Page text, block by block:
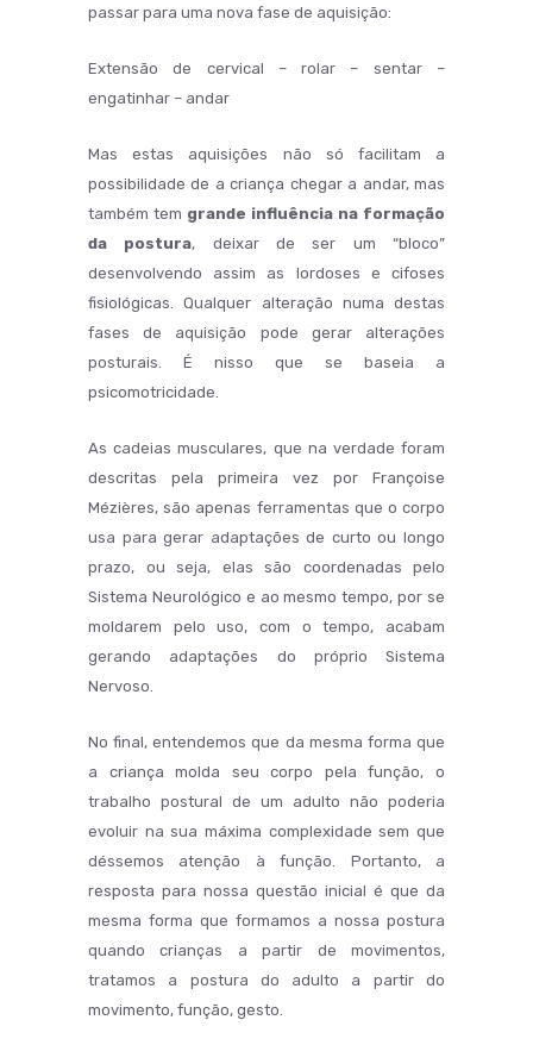
passar para uma nova fase de aquisição:
Extensão de cervical – rolar – sentar –
engatinhar – andar
Mas estas aquisições não só facilitam a
possibilidade de a criança chegar a andar, mas
também tem grande influência na formação
da postura, deixar de ser um “bloco”
desenvolvendo assim as lordoses e cifoses
fisiológicas. Qualquer alteração numa destas
fases de aquisição pode gerar alterações
posturais. É nisso que se baseia a
psicomotricidade.
As cadeias musculares, que na verdade foram
descritas pela primeira vez por Françoise
Mézières, são apenas ferramentas que o corpo
usa para gerar adaptações de curto ou longo
prazo, ou seja, elas são coordenadas pelo
Sistema Neurológico e ao mesmo tempo, por se
moldarem pelo uso, com o tempo, acabam
gerando adaptações do próprio Sistema
Nervoso.
No final, entendemos que da mesma forma que
a criança molda seu corpo pela função, o
trabalho postural de um adulto não poderia
evoluir na sua máxima complexidade sem que
déssemos atenção à função. Portanto, a
resposta para nossa questão inicial é que da
mesma forma que formamos a nossa postura
quando crianças a partir de movimentos,
tratamos a postura do adulto a partir do
movimento, função, gesto.